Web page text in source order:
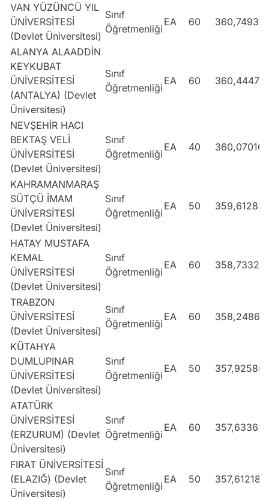
VAN YÜZÜNCÜ YIL
ÜNİVERSİTESİ
(Devlet Üniversitesi)
Sınıf
Öğretmenliği
EA 60 360,7493
ALANYA ALAADDİN
KEYKUBAT
ÜNİVERSİTESİ
(ANTALYA) (Devlet
Üniversitesi)
Sınıf
Öğretmenliği
EA 60 360,44474
NEVŞEHİR HACI
BEKTAŞ VELİ
ÜNİVERSİTESİ
(Devlet Üniversitesi)
Sınıf
Öğretmenliği
EA 40 360,07016
KAHRAMANMARAŞ
SÜTÇÜ İMAM
ÜNİVERSİTESİ
(Devlet Üniversitesi)
Sınıf
Öğretmenliği
EA 50 359,61283
HATAY MUSTAFA
KEMAL
ÜNİVERSİTESİ
(Devlet Üniversitesi)
Sınıf
Öğretmenliği
EA 60 358,73329
TRABZON
ÜNİVERSİTESİ
(Devlet Üniversitesi)
Sınıf
Öğretmenliği
EA 60 358,24862
KÜTAHYA
DUMLUPINAR
ÜNİVERSİTESİ
(Devlet Üniversitesi)
Sınıf
Öğretmenliği
EA 50 357,92586
ATATÜRK
ÜNİVERSİTESİ
(ERZURUM) (Devlet
Üniversitesi)
Sınıf
Öğretmenliği
EA 60 357,63361
FIRAT ÜNİVERSİTESİ
(ELAZIĞ) (Devlet
Üniversitesi)
Sınıf
Öğretmenliği
EA 50 357,61218